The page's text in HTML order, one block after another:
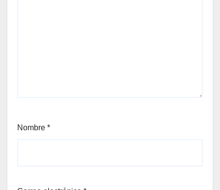
Nombre *